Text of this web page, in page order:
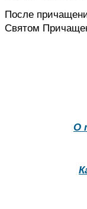
После
Святом
О